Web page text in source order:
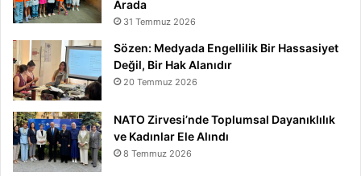
Arada
31 Temmuz 2026
Sözen: Medyada Engellilik Bir Hassasiyet
Değil, Bir Hak Alanıdır
20 Temmuz 2026
NATO Zirvesi’nde Toplumsal Dayanıklılık
ve Kadınlar Ele Alındı
8 Temmuz 2026